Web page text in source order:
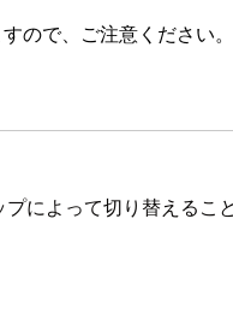
ので、ご注意ください。
によって切り替える